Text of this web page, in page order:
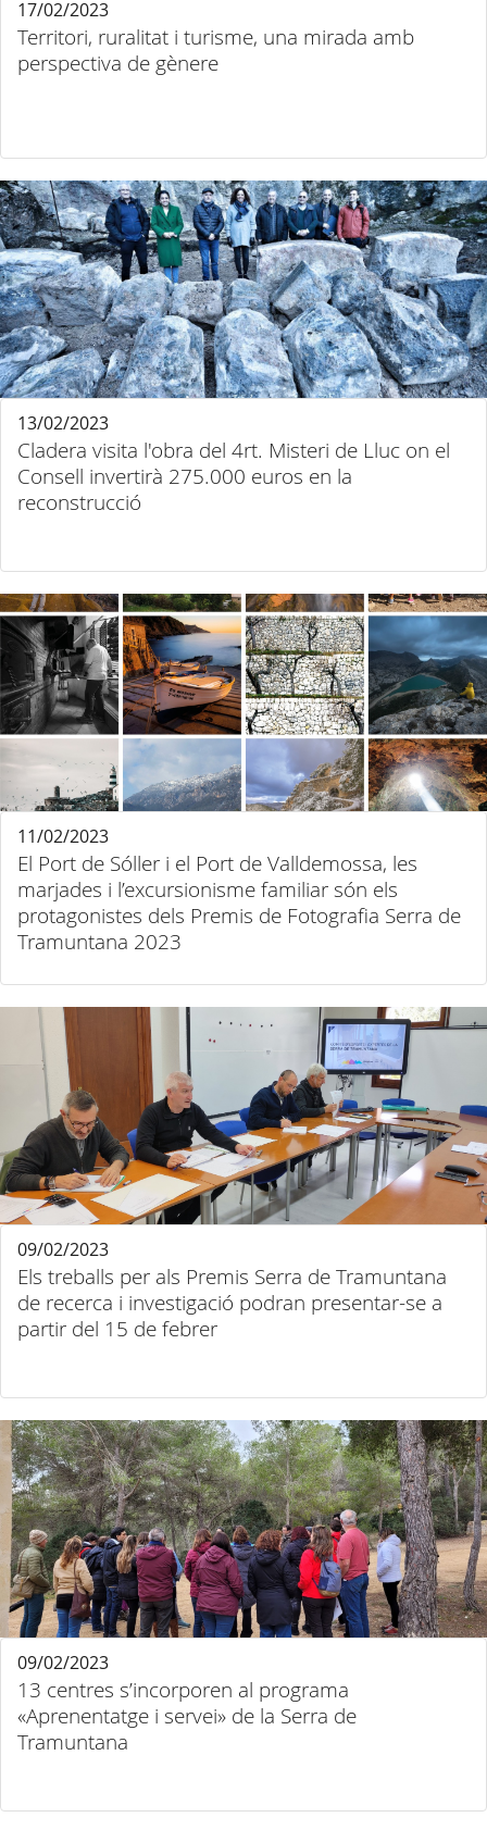
Territori, ruralitat i turisme, una mirada amb
perspectiva de gènere
17/02/2023
Cladera visita l'obra del 4rt. Misteri de Lluc on el
Consell invertirà 275.000 euros en la
reconstrucció
13/02/2023
El Port de Sóller i el Port de Valldemossa, les
marjades i l’excursionisme familiar són els
protagonistes dels Premis de Fotografia Serra de
Tramuntana 2023
11/02/2023
Els treballs per als Premis Serra de Tramuntana
de recerca i investigació podran presentar-se a
partir del 15 de febrer
09/02/2023
13 centres s’incorporen al programa
«Aprenentatge i servei» de la Serra de
Tramuntana
09/02/2023